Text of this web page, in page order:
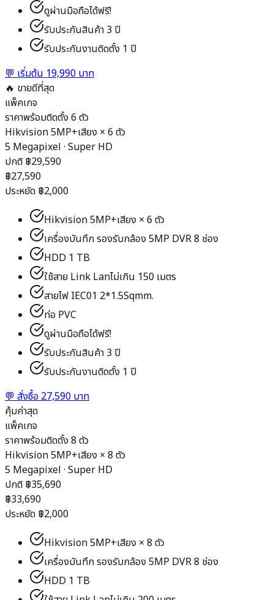
ดูผ่านมือถือได้ฟรี!
รับประกันสินค้า 3 ปี
รับประกันงานติดตั้ง 1 ปี
💬 เริ่มต้น 19,990 บาท
🔥 ขายดีที่สุด
แพ็คเกจ
ราคาพร้อมติดตั้ง 6 ตัว
Hikvision 5MP+เสียง × 6 ตัว
5 Megapixel · Super HD
ปกติ ฿29,590
฿27,590
ประหยัด ฿2,000
Hikvision 5MP+เสียง × 6 ตัว
เครื่องบันทึก รองรับกล้อง 5MP DVR 8 ช่อง
HDD 1 TB
ใช้สาย Link Lanไม่เกิน 150 เมตร
สายไฟ IEC01 2*1.5Sqmm.
ท่อ PVC
ดูผ่านมือถือได้ฟรี!
รับประกันสินค้า 3 ปี
รับประกันงานติดตั้ง 1 ปี
💬 สั่งซื้อ 27,590 บาท
คุ้มค่าสุด
แพ็คเกจ
ราคาพร้อมติดตั้ง 8 ตัว
Hikvision 5MP+เสียง × 8 ตัว
5 Megapixel · Super HD
ปกติ ฿35,690
฿33,690
ประหยัด ฿2,000
Hikvision 5MP+เสียง × 8 ตัว
เครื่องบันทึก รองรับกล้อง 5MP DVR 8 ช่อง
HDD 1 TB